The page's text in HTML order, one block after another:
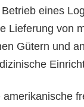
eines
Lieferung von
Gütern und